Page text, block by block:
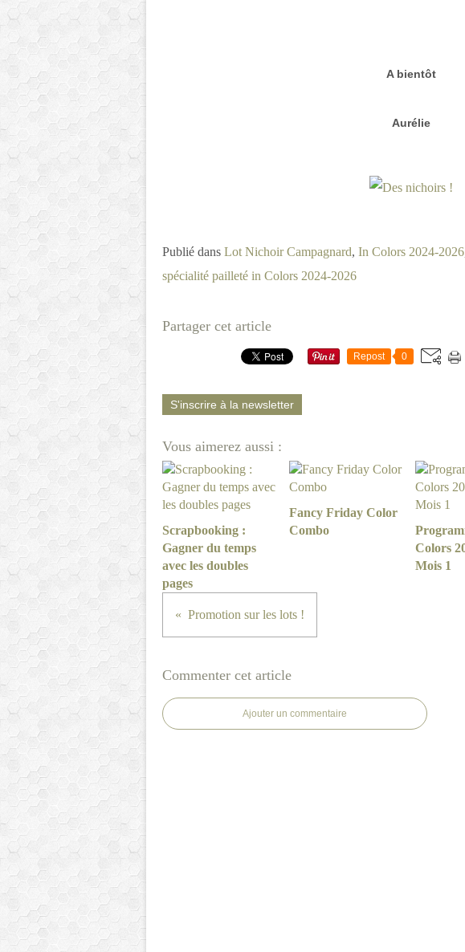
A bientôt
Aurélie
Publié dans Lot Nichoir Campagnard, In Colors 2024-2026
spécialité pailleté in Colors 2024-2026
Partager cet article
Repost 0
S'inscrire à la newsletter
Vous aimerez aussi :
Scrapbooking :
Gagner du temps
avec les doubles
pages
Fancy Friday Color
Combo
Colors
Mois 1
Promotion sur les lots !
Commenter cet article
Ajouter un commentaire